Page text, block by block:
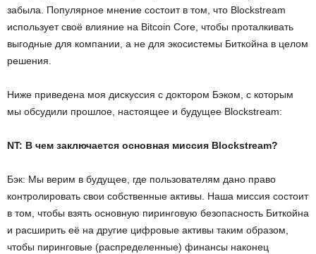
забыла. Популярное мнение состоит в том, что Blockstream
использует своё влияние на Bitcoin Core, чтобы проталкивать
выгодные для компании, а не для экосистемы Биткойна в целом
решения.
Ниже приведена моя дискуссия с доктором Бэком, с которым
мы обсудили прошлое, настоящее и будущее Blockstream:
NT: В чем заключается основная миссия Blockstream?
Бэк: Мы верим в будущее, где пользователям дано право
контролировать свои собственные активы. Наша миссия состоит
в том, чтобы взять основную пиринговую безопасность Биткойна
и расширить её на другие цифровые активы таким образом,
чтобы пиринговые (распределенные) финансы наконец